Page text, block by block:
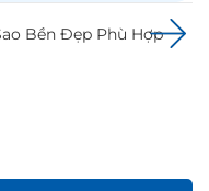
Bền Đẹp Phù Hợp